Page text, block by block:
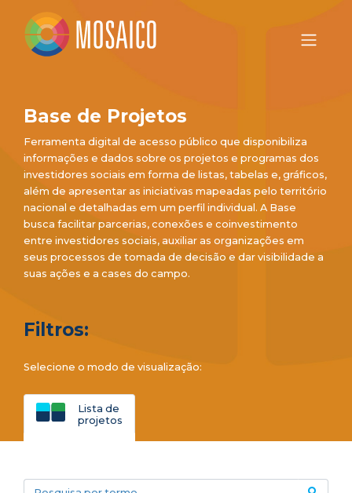
Base de Projetos
Ferramenta digital de acesso público que disponibiliza
informações e dados sobre os projetos e programas dos
investidores sociais em forma de listas, tabelas e, gráficos,
além de apresentar as iniciativas mapeadas pelo território
nacional e detalhadas em um perfil individual. A Base
busca facilitar parcerias, conexões e coinvestimento
entre investidores sociais, auxiliar as organizações em
seus processos de tomada de decisão e dar visibilidade a
suas ações e a cases do campo.
Filtros:
Selecione o modo de visualização:
Lista de
projetos
Pesquisa por termo